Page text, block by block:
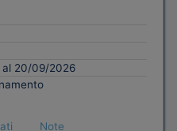
20/09/2026
Note